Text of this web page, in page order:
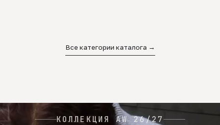
Все категории каталога →
КОЛЛЕКЦИЯ AW 26/27